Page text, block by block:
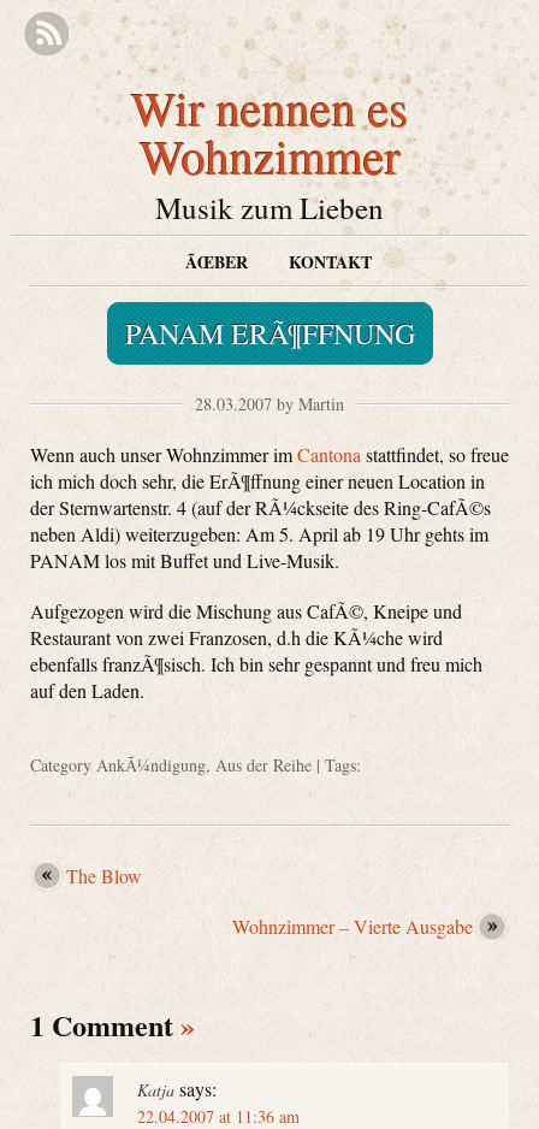
Wir nennen es
Wohnzimmer
Musik zum Lieben
ÃŒBER KONTAKT
PANAM ERÃ¶FFNUNG
28.03.2007 by Martin
Wenn auch unser Wohnzimmer imCantona stattfindet, so freue
ich mich doch sehr, die ErÃ¶ffnung einer neuen Location in
der Sternwartenstr. 4 (auf der RÃ¼ckseite des Ring-CafÃ©s
neben Aldi) weiterzugeben: Am 5. April ab 19 Uhr gehts im
PANAM los mit Buffet und Live-Musik.
Aufgezogen wird die Mischung aus CafÃ©, Kneipe und
Restaurant von zwei Franzosen, d.h die KÃ¼che wird
ebenfalls franzÃ¶sisch. Ich bin sehr gespannt und freu mich
auf den Laden.
Category AnkÃ¼ndigung, Aus der Reihe | Tags:
The Blow
Wohnzimmer – Vierte Ausgabe
1 Comment»
Katja says:
22.04.2007 at 11:36 am